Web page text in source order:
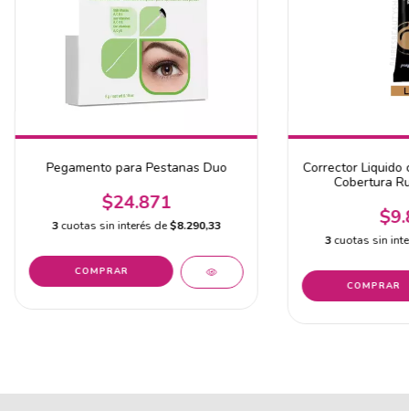
Pegamento para Pestanas Duo
$24.871
3cuotas sin interés de$8.290,33
Corrector
Cobertura
3 cuotas sin
COMPRAR